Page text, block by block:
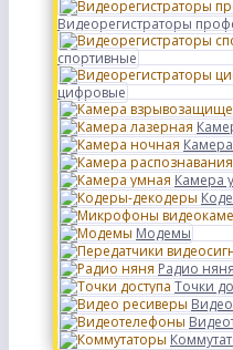
Видеорегистраторы
спортивные
цифровые
Камера
Модемы
Радио няня
Точки